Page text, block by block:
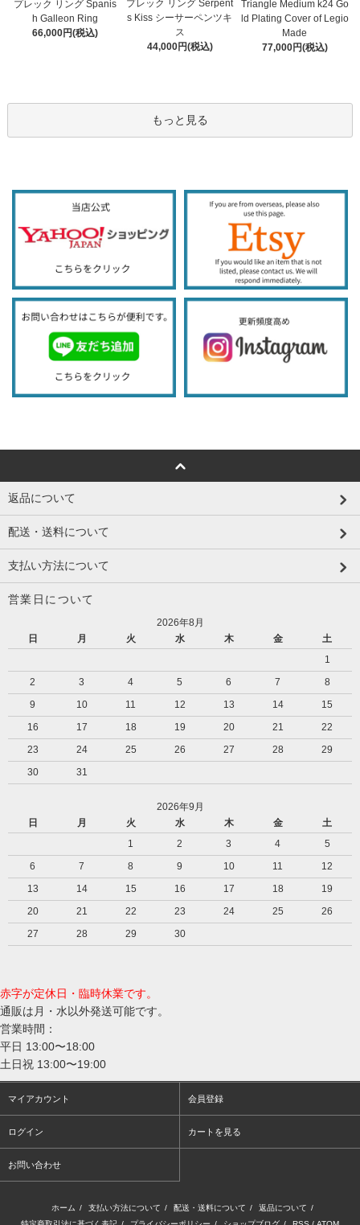
プレック リング Spanis
h Galleon Ring
66,000円(税込)
プレック リング Serpent
s Kiss シーサーペンツキ
ス
44,000円(税込)
Triangle Medium k24 Go
ld Plating Cover of Legio
Made
77,000円(税込)
もっと見る
返品について
配送・送料について
支払い方法について
営業日について
2026年8月
日
月 火 水 木 金
土
1
2
3 4 5 6 7
8
9
10 11 12 13 14
15
16
17 18 19 20 21
22
23
24 25 26 27 28
29
30
31
2026年9月
日
月 火 水 木 金
土
1
2 3 4
5
6
7 8 9 10 11
12
13
14 15 16 17 18
19
20
21 22 23 24 25
26
27
28 29 30
赤字が定休日・臨時休業です。
通販は月・水以外発送可能です。
営業時間：
平日 13:00〜18:00
土日祝 13:00〜19:00
マイアカウント 会員登録
ログイン カートを見る
お問い合わせ
ホーム / 支払い方法について / 配送・送料について / 返品について /